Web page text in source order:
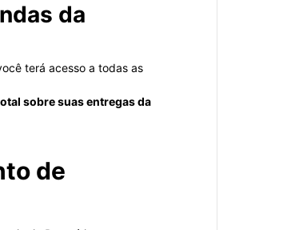
da
terá acesso a todas as
sobre suas entregas da
de